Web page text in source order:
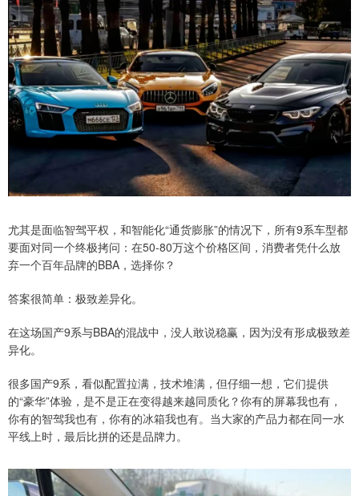
尤其是面临智驾平权，和智能化“通货膨胀”的情况下，所有9系车型都
要面对同一个终极拷问：在50-80万这个价格区间，消费者凭什么放
弃一个百年品牌的BBA，选择你？
答案很简单：极致差异化。
在这场国产9系与BBA的混战中，没人敢说稳赢，因为没有形成极致差
异化。
很多国产9系，看似配置拉满，技术堆满，但仔细一想，它们提供
的“豪华”体验，是不是正在变得越来越同质化？你有的屏幕我也有，
你有的智驾我也有，你有的冰箱我也有。当大家的产品力都在同一水
平线上时，最后比拼的还是品牌力。